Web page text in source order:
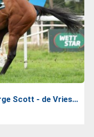
Scott - de Vries…